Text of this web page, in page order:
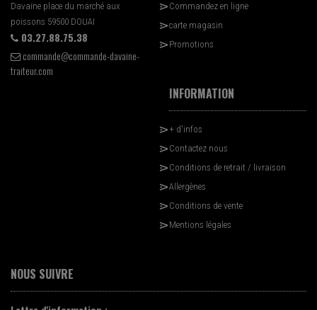
Davaine place du marché aux
poissons 59500 DOUAI
03.27.88.75.38
commande@commande-davaine-
traiteur.com
Commandez en ligne
carte magasin
Promotions
INFORMATION
+ d'infos
Contactez nous
Conditions de retrait / livraison
Allergènes
Conditions de vente
Mentions légales
NOUS SUIVRE